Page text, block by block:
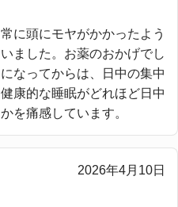
に頭にモヤがかかったよう
ました。お薬のおかげでし
なってからは、日中の集中
康的な睡眠がどれほど日中
を痛感しています。
2026年4月10日